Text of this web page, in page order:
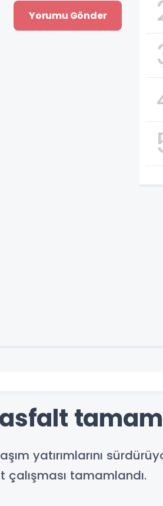
yatırımlarını
tamamlandı.